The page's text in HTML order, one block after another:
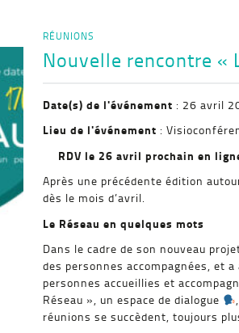
RÉUNIONS
Nouvelle rencontre «
Date(s) de l'événement : 26 avril
Lieu de l'événement :
RDV le 26 avril prochain en
Après une précédente édition
dès le mois d’avril.
Le Réseau en quelques mots
Dans le cadre de son nouveau
des personnes accompagnées, et
personnes accueillies et
Réseau », un espace de dialogue
réunions se succèdent, toujours